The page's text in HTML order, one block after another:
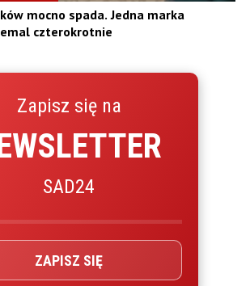
mocno spada. Jedna marka
czterokrotnie
Zapisz się na
SAD24
ZAPISZ SIĘ